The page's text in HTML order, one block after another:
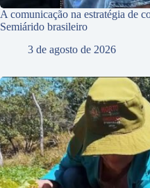
A comunicação na estratégia de
Semiárido brasileiro
3 de agosto de 2026